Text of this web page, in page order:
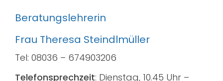
Beratungslehrerin
Frau Theresa Steindlmüller
Tel: 08036 – 674903206
Telefonsprechzeit: Dienstag, 10.45 Uhr –